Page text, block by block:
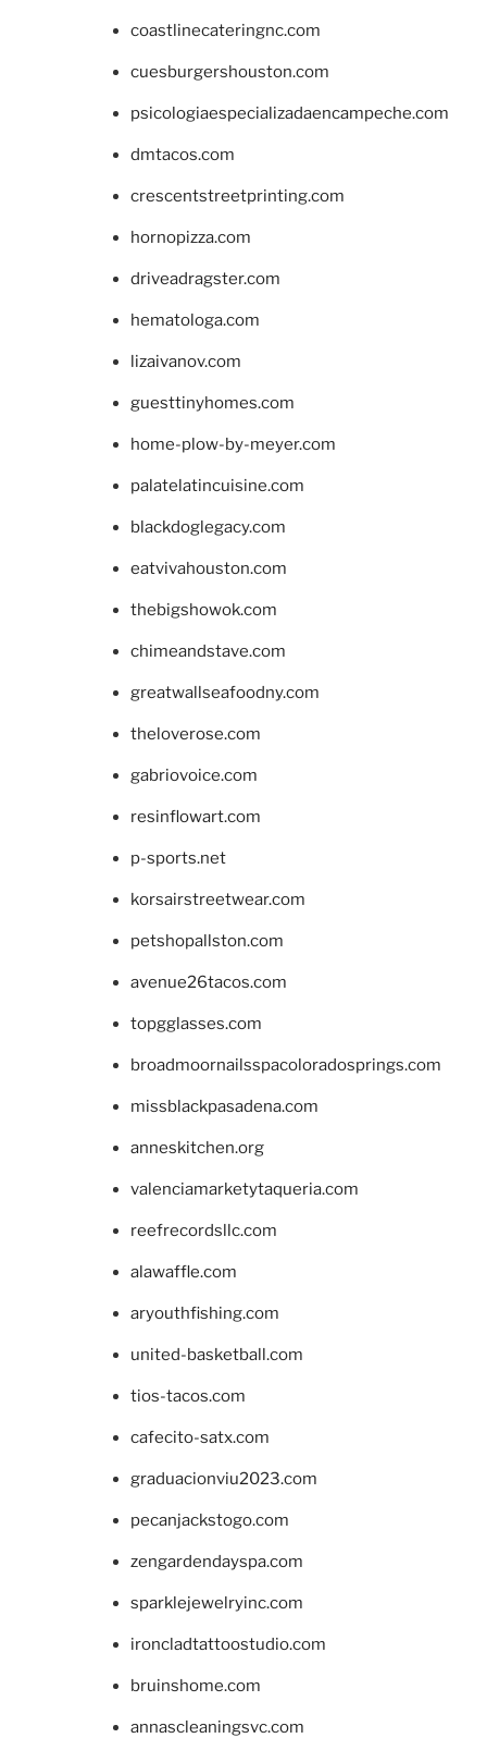
coastlinecateringnc.com
cuesburgershouston.com
psicologiaespecializadaencampeche.com
dmtacos.com
crescentstreetprinting.com
hornopizza.com
driveadragster.com
hematologa.com
lizaivanov.com
guesttinyhomes.com
home-plow-by-meyer.com
palatelatincuisine.com
blackdoglegacy.com
eatvivahouston.com
thebigshowok.com
chimeandstave.com
greatwallseafoodny.com
theloverose.com
gabriovoice.com
resinflowart.com
p-sports.net
korsairstreetwear.com
petshopallston.com
avenue26tacos.com
topgglasses.com
broadmoornailsspacoloradosprings.com
missblackpasadena.com
anneskitchen.org
valenciamarketytaqueria.com
reefrecordsllc.com
alawaffle.com
aryouthfishing.com
united-basketball.com
tios-tacos.com
cafecito-satx.com
graduacionviu2023.com
pecanjackstogo.com
zengardendayspa.com
sparklejewelryinc.com
ironcladtattoostudio.com
bruinshome.com
annascleaningsvc.com